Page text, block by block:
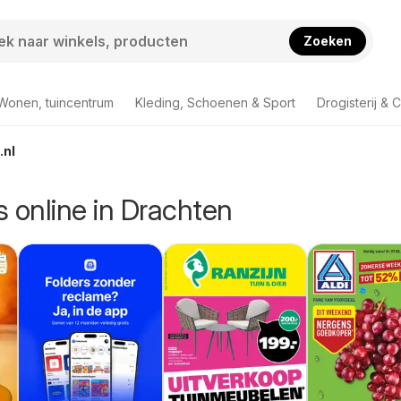
Zoeken
tuincentrum Kleding, Schoenen & Sport Drogisterij &
online in Drachten